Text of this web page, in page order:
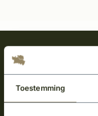
Toestemming
Meld je aan en
over onze
Aanmelden voor de